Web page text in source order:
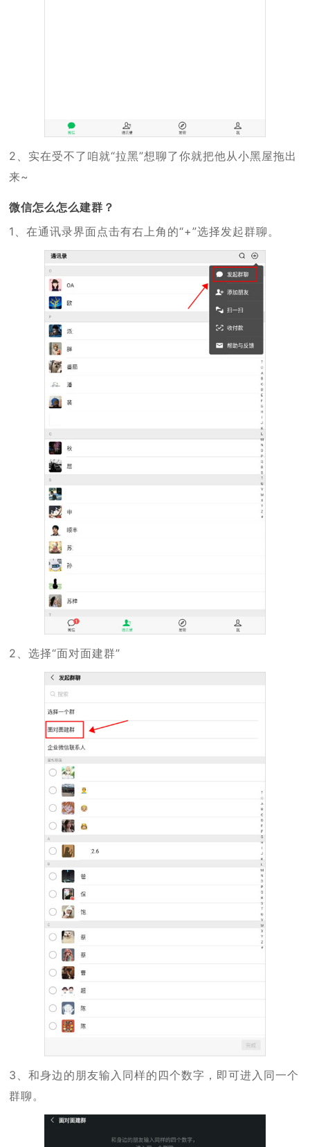
2、实在受不了咱就“拉黑”想聊了你就把他从小黑屋拖出
来~
微信怎么怎么建群？
1、在通讯录界面点击有右上角的“+”选择发起群聊。
2、选择“面对面建群”
3、和身边的朋友输入同样的四个数字，即可进入同一个
群聊。